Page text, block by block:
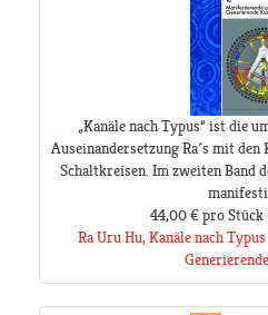
„Kanäle nach Typus“ ist die
Auseinandersetzung Ra´s mit den
Schaltkreisen. Im zweiten Band
44,00 €pro Stück
Ra Uru Hu, Kanäle nach